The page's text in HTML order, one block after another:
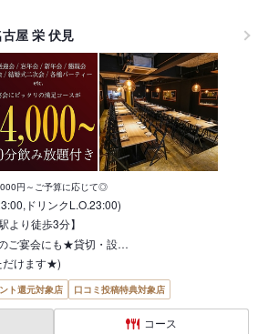
屋 栄 伏見
円～ご予算に応じて◎
ドリンクL.O.23:00)
より徒歩3分】
ご宴会にも★貸切・設…
だけます★)
ト還元対象店 口コミ投稿特典対象店
コース